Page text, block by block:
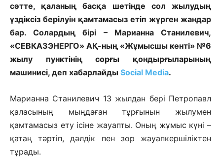
сәтте, қаланың басқа шетінде сол жылудың
үздіксіз берілуін қамтамасыз етіп жүрген жандар
бар. Солардың бірі – Марианна Станилевич,
«СЕВКАЗЭНЕРГО» АҚ-ның «Жұмысшы кенті» №6
жылу пунктінің сорғы қондырғыларының
машинисі, деп хабарлайды Social Media.
Марианна Станилевич 13 жылдан бері Петропавл
қаласының мыңдаған тұрғынын жылумен
қамтамасыз ету ісіне жауапты. Оның жұмыс күні –
қатаң тәртіп, дәлдік пен зор жауапкершіліктен
тұрады.